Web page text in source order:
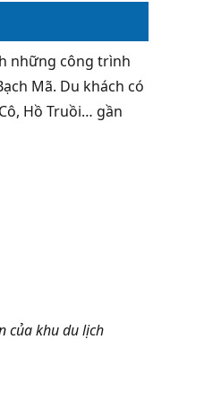
những công trình
Mã. Du khách có
Hồ Truồi… gần
của khu du lịch